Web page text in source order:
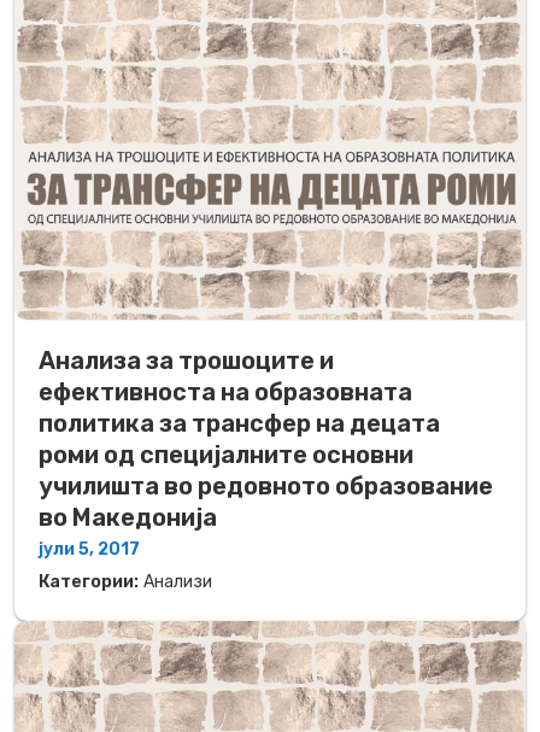
Анализа за трошоците и
ефективноста на образовната
политика за трансфер на децата
роми од специјалните основни
училишта во редовното образование
во Македонија
јули 5, 2017
Категории: Анализи